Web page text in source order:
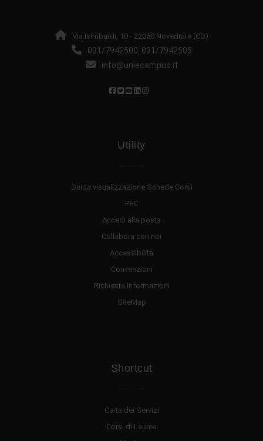
Via Isimbardi, 10 - 22060 Novedrate (CO)
031/7942500, 031/7942505
info@uniecampus.it
Utility
Guida visualizzazione Schede Corsi
PEC
Accedi alla posta
Collabora con noi
Accessibilità
Convenzioni
Richiesta Informazioni
SiteMap
Shortcut
Carta dei Servizi
Corsi di Laurea